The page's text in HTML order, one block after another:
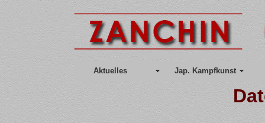
Aktuelles Jap. Kampfkunst